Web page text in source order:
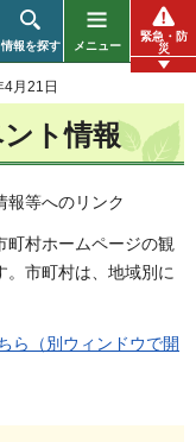
情報を探す メニュー
緊急・防
災
月21日
ト情報
報等へのリンク
町村ホームページの観
。市町村は、地域別に
ら（別ウィンドウで開